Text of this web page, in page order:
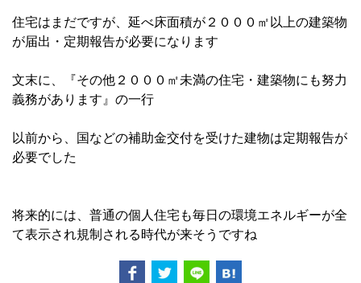
住宅はまだですが、延べ床面積が２０００㎡以上の建築物
が届出・定期報告が必要になります
文末に、『その他２０００㎡未満の住宅・建築物にも努力
義務があります』の一行
以前から、国などの補助金交付を受けた建物は定期報告が
必要でした
将来的には、普通の個人住宅も毎日の環境エネルギーが全
て表示され規制される時代が来そうですね